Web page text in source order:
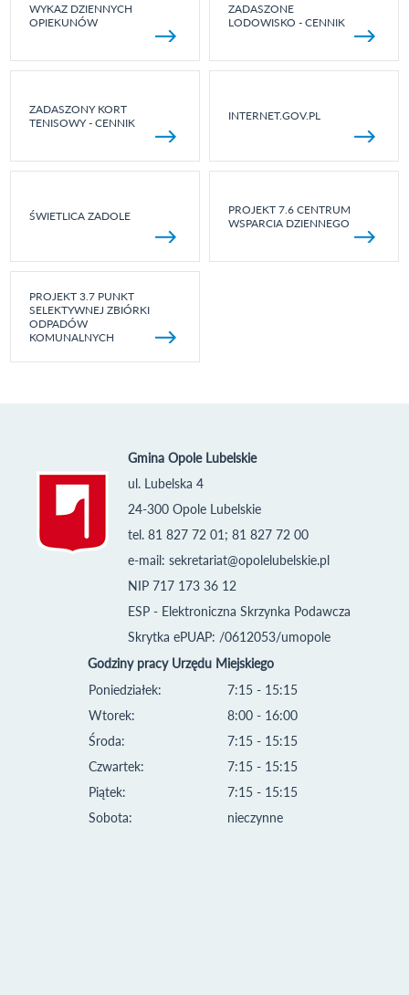
WYKAZ DZIENNYCH
OPIEKUNÓW
ZADASZONE
LODOWISKO - CENNIK
ZADASZONY KORT
TENISOWY - CENNIK
INTERNET.GOV.PL
ŚWIETLICA ZADOLE
PROJEKT 7.6 CENTRUM
WSPARCIA DZIENNEGO
PROJEKT 3.7 PUNKT
SELEKTYWNEJ ZBIÓRKI
ODPADÓW
KOMUNALNYCH
Gmina Opole Lubelskie
ul. Lubelska 4
24-300 Opole Lubelskie
tel. 81 827 72 01; 81 827 72 00
e-mail: sekretariat@opolelubelskie.pl
NIP 717 173 36 12
ESP - Elektroniczna Skrzynka Podawcza
Skrytka ePUAP: /0612053/umopole
Godziny pracy Urzędu Miejskiego
Poniedziałek:
Wtorek:
Środa:
Czwartek:
Piątek:
Sobota:
7:15 - 15:15
8:00 - 16:00
7:15 - 15:15
7:15 - 15:15
7:15 - 15:15
nieczynne